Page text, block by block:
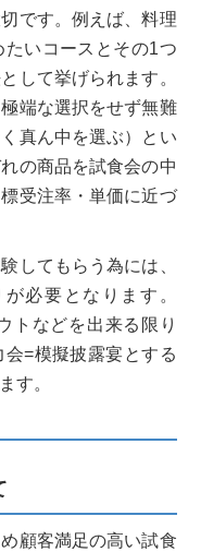
です。例えば、料理
いコースとその1つ
して挙げられます。
端な選択をせず無難
真ん中を選ぶ）とい
の商品を試食会の中
受注率・単価に近づ
してもらう為には、
必要となります。
トなどを出来る限り
=模擬披露宴とする
す。
顧客満足の高い試食